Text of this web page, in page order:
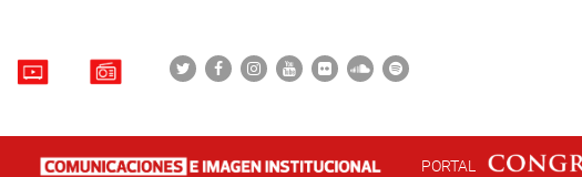
PORTAL